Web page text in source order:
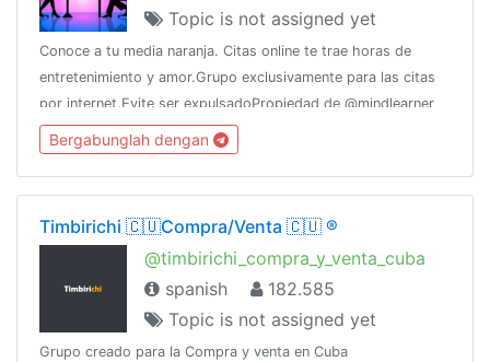
Topic is not assigned yet
Conoce a tu media naranja. Citas online te trae horas de
entretenimiento y amor.Grupo exclusivamente para las citas
por internet.Evite ser expulsadoPropiedad de @mindlearner
por @CERTifiedAdsWhatsApp: 5358270208 (Raúl)
Bergabunglah dengan
Timbirichi 🇨🇺Compra/Venta 🇨🇺 ®️
@timbirichi_compra_y_venta_cuba
spanish
182.585
Topic is not assigned yet
Grupo creado para la Compra y venta en Cuba